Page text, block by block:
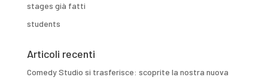
stages già fatti
students
Articoli recenti
Comedy Studio si trasferisce: scoprite la nostra nuova